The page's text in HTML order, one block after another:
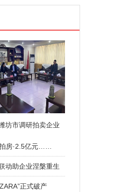
坊市调研拍卖企业
房·2.5亿元……
动助企业涅槃重生
正式破产